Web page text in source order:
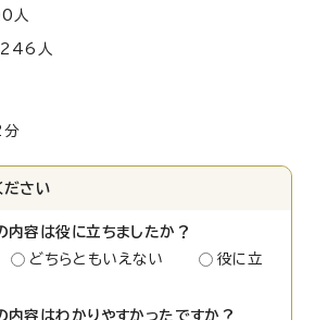
人
人
分
ださい
内容は役に立ちましたか？
どちらともいえない
役に立
内容はわかりやすかったですか？